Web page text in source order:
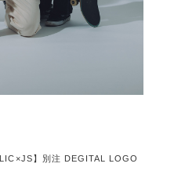
】別注 DEGITAL LOGO